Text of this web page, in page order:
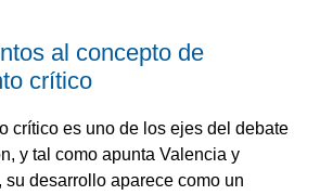
al concepto de
crítico
crítico es uno de los ejes del debate
y tal como apunta Valencia y
su desarrollo aparece como un